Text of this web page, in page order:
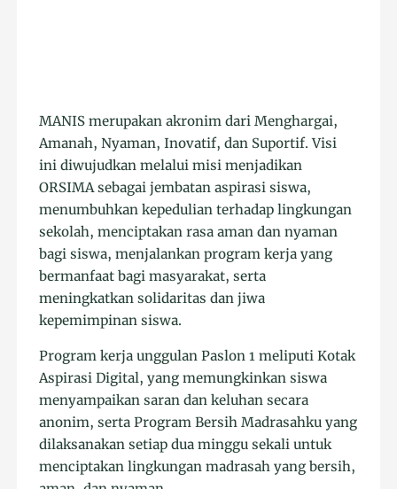
MANIS merupakan akronim dari Menghargai,
Amanah, Nyaman, Inovatif, dan Suportif. Visi
ini diwujudkan melalui misi menjadikan
ORSIMA sebagai jembatan aspirasi siswa,
menumbuhkan kepedulian terhadap lingkungan
sekolah, menciptakan rasa aman dan nyaman
bagi siswa, menjalankan program kerja yang
bermanfaat bagi masyarakat, serta
meningkatkan solidaritas dan jiwa
kepemimpinan siswa.
Program kerja unggulan Paslon 1 meliputi Kotak
Aspirasi Digital, yang memungkinkan siswa
menyampaikan saran dan keluhan secara
anonim, serta Program Bersih Madrasahku yang
dilaksanakan setiap dua minggu sekali untuk
menciptakan lingkungan madrasah yang bersih,